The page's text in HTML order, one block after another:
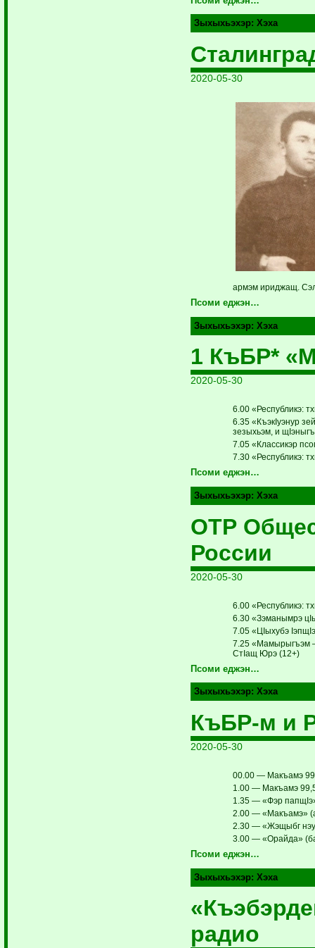
Зыхыхьэхэр:Хэха
2020-05-30
армэм ириджащ.
Псоми еджэн…
Зыхыхьэхэр:Хэха
1 КъБР*
2020-05-30
6.00 «Республикэ:
6.35 «КъэкIуэнур
зезыхьэм, и
7.05 «Классикэр
7.30 «Республикэ:
Псоми еджэн…
Зыхыхьэхэр:Хэха
ОТР
России
2020-05-30
6.00 «Республикэ:
6.30 «Зэманымрэ
7.05 «ЦIыхубэ
7.25 «Мамырыгъэм —
СтIащ Юрэ (12+)
Псоми еджэн…
Зыхыхьэхэр:Хэха
КъБР-м и
2020-05-30
00.00 — Макъамэ
1.00 — Макъамэ
1.35 — «Фэр
2.00 — «Макъамэ»
2.30 — «Жэщыбг
3.00 — «Орайда»
Псоми еджэн…
Зыхыхьэхэр:Хэха
радио